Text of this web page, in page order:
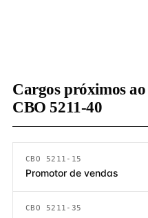
Cargos próximos ao
CBO 5211-40
CBO 5211-15
Promotor de vendas
CBO 5211-35